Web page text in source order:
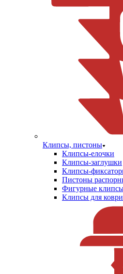
Клипсы, пистоны
Клипсы-елочки
Клипсы-заглушки
Клипсы-
Пистоны
Фигурные
Клипсы для